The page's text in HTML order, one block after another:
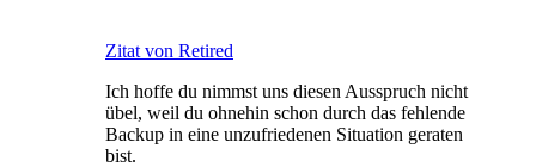
Zitat von Retired
Ich hoffe du nimmst uns diesen Ausspruch nicht
übel, weil du ohnehin schon durch das fehlende
Backup in eine unzufriedenen Situation geraten
bist.